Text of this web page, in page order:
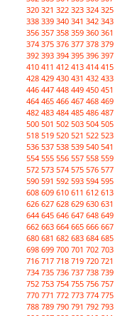
320 321 322 323 324 325
338 339 340 341 342 343
356 357 358 359 360 361
374 375 376 377 378 379
392 393 394 395 396 397
410 411 412 413 414 415
428 429 430 431 432 433
446 447 448 449 450 451
464 465 466 467 468 469
482 483 484 485 486 487
500 501 502 503 504 505
518 519 520 521 522 523
536 537 538 539 540 541
554 555 556 557 558 559
572 573 574 575 576 577
590 591 592 593 594 595
608 609 610 611 612 613
626 627 628 629 630 631
644 645 646 647 648 649
662 663 664 665 666 667
680 681 682 683 684 685
698 699 700 701 702 703
716 717 718 719 720 721
734 735 736 737 738 739
752 753 754 755 756 757
770 771 772 773 774 775
788 789 790 791 792 793